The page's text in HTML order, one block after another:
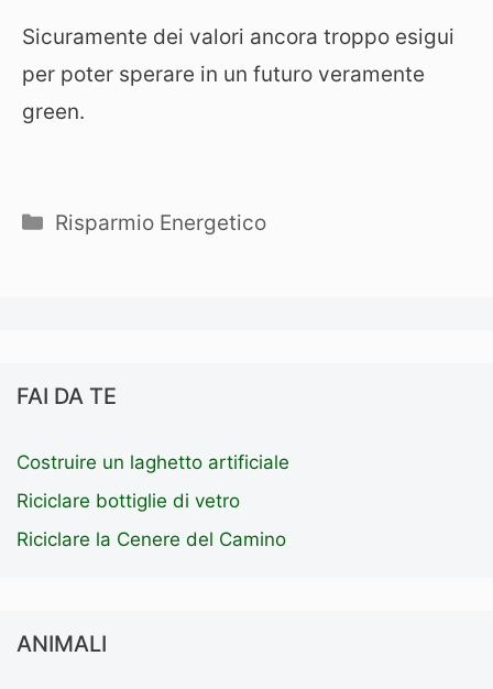
Sicuramente dei valori ancora troppo esigui
per poter sperare in un futuro veramente
green.
Categorie
Risparmio Energetico
FAI DA TE
Costruire un laghetto artificiale
Riciclare bottiglie di vetro
Riciclare la Cenere del Camino
ANIMALI